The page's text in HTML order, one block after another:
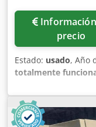
Información de
precio
Estado: usado, Año
totalmente
máx. mecanizable
mecanizable mm
recorte mm 160
rotación rpm 4000